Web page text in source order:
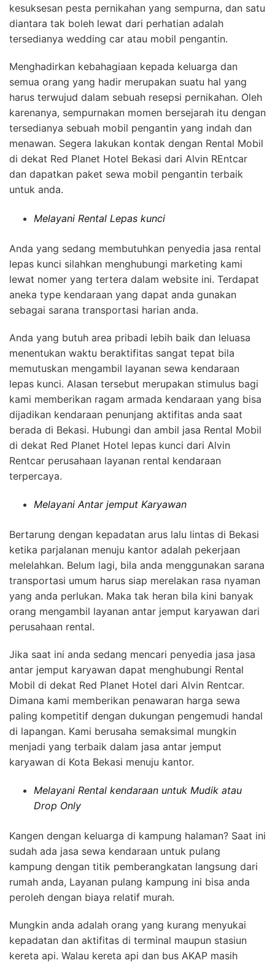
kesuksesan pesta pernikahan yang sempurna, dan satu
diantara tak boleh lewat dari perhatian adalah
tersedianya wedding car atau mobil pengantin.
Menghadirkan kebahagiaan kepada keluarga dan
semua orang yang hadir merupakan suatu hal yang
harus terwujud dalam sebuah resepsi pernikahan. Oleh
karenanya, sempurnakan momen bersejarah itu dengan
tersedianya sebuah mobil pengantin yang indah dan
menawan. Segera lakukan kontak dengan Rental Mobil
di dekat Red Planet Hotel Bekasi dari Alvin REntcar
dan dapatkan paket sewa mobil pengantin terbaik
untuk anda.
Melayani Rental Lepas kunci
Anda yang sedang membutuhkan penyedia jasa rental
lepas kunci silahkan menghubungi marketing kami
lewat nomer yang tertera dalam website ini. Terdapat
aneka type kendaraan yang dapat anda gunakan
sebagai sarana transportasi harian anda.
Anda yang butuh area pribadi lebih baik dan leluasa
menentukan waktu beraktifitas sangat tepat bila
memutuskan mengambil layanan sewa kendaraan
lepas kunci. Alasan tersebut merupakan stimulus bagi
kami memberikan ragam armada kendaraan yang bisa
dijadikan kendaraan penunjang aktifitas anda saat
berada di Bekasi. Hubungi dan ambil jasa Rental Mobil
di dekat Red Planet Hotel lepas kunci dari Alvin
Rentcar perusahaan layanan rental kendaraan
terpercaya.
Melayani Antar jemput Karyawan
Bertarung dengan kepadatan arus lalu lintas di Bekasi
ketika parjalanan menuju kantor adalah pekerjaan
melelahkan. Belum lagi, bila anda menggunakan sarana
transportasi umum harus siap merelakan rasa nyaman
yang anda perlukan. Maka tak heran bila kini banyak
orang mengambil layanan antar jemput karyawan dari
perusahaan rental.
Jika saat ini anda sedang mencari penyedia jasa jasa
antar jemput karyawan dapat menghubungi Rental
Mobil di dekat Red Planet Hotel dari Alvin Rentcar.
Dimana kami memberikan penawaran harga sewa
paling kompetitif dengan dukungan pengemudi handal
di lapangan. Kami berusaha semaksimal mungkin
menjadi yang terbaik dalam jasa antar jemput
karyawan di Kota Bekasi menuju kantor.
Melayani Rental kendaraan untuk Mudik atau
Drop Only
Kangen dengan keluarga di kampung halaman? Saat ini
sudah ada jasa sewa kendaraan untuk pulang
kampung dengan titik pemberangkatan langsung dari
rumah anda, Layanan pulang kampung ini bisa anda
peroleh dengan biaya relatif murah.
Mungkin anda adalah orang yang kurang menyukai
kepadatan dan aktifitas di terminal maupun stasiun
kereta api. Walau kereta api dan bus AKAP masih